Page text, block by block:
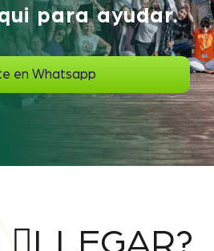
para ayudar.
en Whatsapp
LLEGAR?